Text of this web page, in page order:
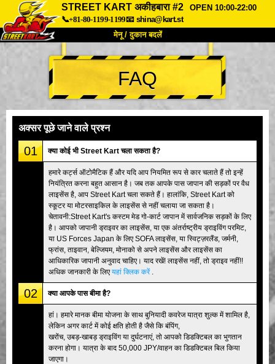
STREET KART अकीहबारा #2
OPEN 10:00-22:00
📞+81-80-1199-1199📧 shina@kart.st
मेनू / दुकान बदलें
TOP
हमारे बारे में विशेषताएँ कीमत
कंपनी
शाखा बदलें
टोक्यो शिनागावा #1 टोक्यो अकीहबारा#1
टोक्यो अकीहबारा#2 टोक्यो शिबुया
टोक्यो शिबुया एनेक्स टोक्यो बे
टोक्यो असाकुसा ओसाका
ओकिनावा
FAQ
अक्सर पूछे जाने वाले प्रश्न
01 क्या कोई भी Street Kart चला सकता है?
हमारे कर्ट्स ऑटोमैटिक हैं और यदि आप नियमित रूप से कार चलाते हैं तो इन्हें
नियंत्रित करना बहुत आसान है। जब तक आपके पास जापान की सड़कों पर वैध
लाइसेंस है, आप Street Kart चला सकते हैं। हालांकि, Street Kart को
स्कूटर या मोटरसाइकिल के लाइसेंस से नहीं चलाया जा सकता है।
चेतावनी:Street Kart's कस्टम मेड गो-कार्ट जापान में सार्वजनिक सड़कों के लिए
है। आपको जापानी ड्राइवर का लाइसेंस, या एक अंतर्राष्ट्रीय ड्राइविंग परमिट,
या US Forces Japan के लिए SOFA लाइसेंस, या स्विट्ज़रलैंड, जर्मनी,
फ्रांस, ताइवान, बेल्जियम, मोनाको से अपने लाइसेंस और लाइसेंस का
आधिकारिक जापानी अनुवाद चाहिए। याद रखें! लाइसेंस नहीं, तो ड्राइव नहीं!!
अधिक जानकारी के लिएयहां क्लिक करें.
02 क्या आपके पास बीमा है?
हां। हमारे मानक बीमा योजना के साथ बुनियादी कवरेज यात्रा शुल्क में शामिल है,
लेकिन अगर कार्ट में कोई क्षति होती है जैसे कि बंपिंग,
खरोंच, उबड़-खाबड़ ड्राइविंग या दुर्घटनाएं, तो आपको डिडक्टिबल का भुगतान
करना होगा। यात्रा के बाद 50,000 JPY/वाहन का डिडक्टिबल बिल किया
जाएगा।